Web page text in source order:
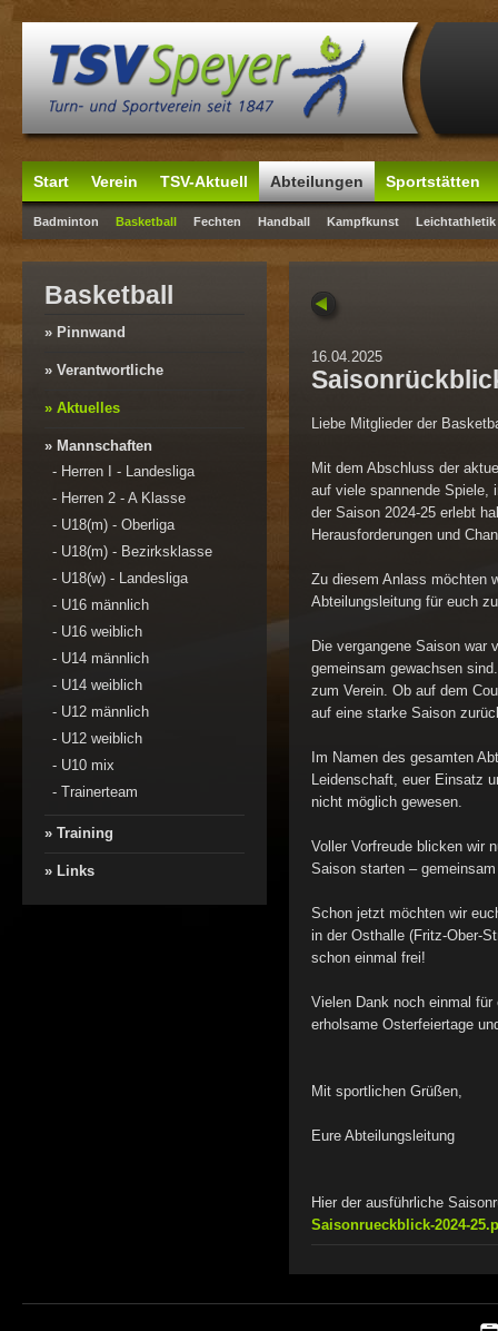
Start Verein TSV-Aktuell Abteilungen Sportstätten
Badminton Basketball Fechten Handball Kampfkunst Leichtathletik
Basketball
» Pinnwand
» Verantwortliche
» Aktuelles
» Mannschaften
- Herren I - Landesliga
- Herren 2 - A Klasse
- U18(m) - Oberliga
- U18(m) - Bezirksklasse
- U18(w) - Landesliga
- U16 männlich
- U16 weiblich
- U14 männlich
- U14 weiblich
- U12 männlich
- U12 weiblich
- U10 mix
- Trainerteam
» Training
» Links
16.04.2025
Liebe Mitglieder der
Mit dem Abschluss der
auf viele spannende Spiele,
der Saison 2024-25 erlebt
Herausforderungen und
Zu diesem Anlass möchten
Abteilungsleitung für euch
Die vergangene Saison war
gemeinsam gewachsen
zum Verein. Ob auf dem
auf eine starke Saison
Im Namen des gesamten
Leidenschaft, euer Einsatz
nicht möglich gewesen.
Voller Vorfreude blicken wir
Saison starten –
Schon jetzt möchten wir
in der Osthalle (Fritz-Ober-
schon einmal frei!
Vielen Dank noch einmal für
erholsame Osterfeiertage
Mit sportlichen Grüßen,
Eure Abteilungsleitung
Hier der ausführliche
Saisonrueckblick-2024-